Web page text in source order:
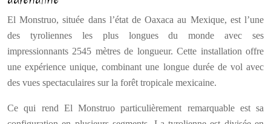
El Monstruo, située dans l’état de Oaxaca au Mexique, est l’une
des tyroliennes les plus longues du monde avec ses
impressionnants 2545 mètres de longueur. Cette installation offre
une expérience unique, combinant une longue durée de vol avec
des vues spectaculaires sur la forêt tropicale mexicaine.
Ce qui rend El Monstruo particulièrement remarquable est sa